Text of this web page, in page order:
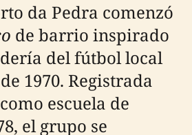
da Pedra comenzó
de barrio inspirado
del fútbol local
1970. Registrada
escuela de
el grupo se